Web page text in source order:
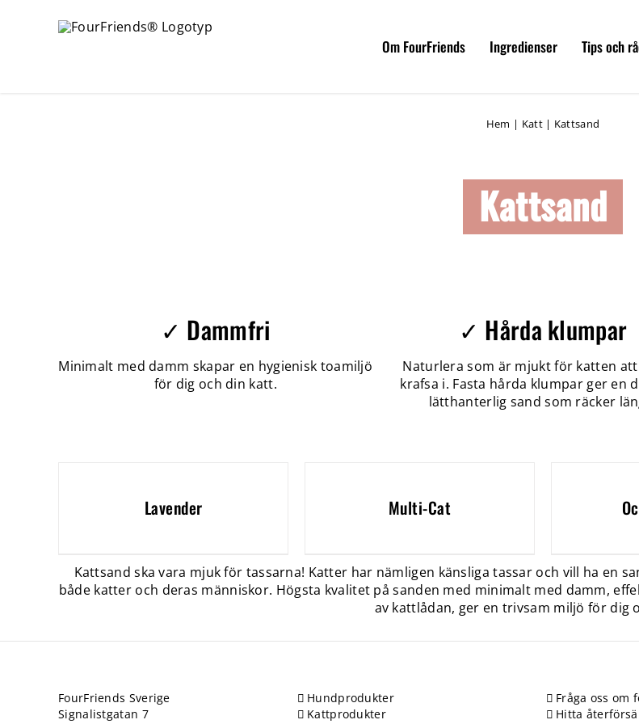
Om FourFriends Ingredienser Tips och
Hem | Katt| Kattsand
Kattsand
✓ Dammfri
Minimalt med damm skapar en hygienisk toamiljö
för dig och din katt.
✓ Hårda klumpar
Naturlera som är mjukt för katten att
krafsa i. Fasta hårda klumpar ger en
lätthanterlig sand som räcker
Lavender Multi-Cat
Kattsand ska vara mjuk för tassarna! Katter har nämligen känsliga tassar och vill ha en
både katter och deras människor. Högsta kvalitet på sanden med minimalt med damm,
av kattlådan, ger en trivsam miljö för dig
FourFriends Sverige
Signalistgatan 7
Hundprodukter
Kattprodukter
Fråga oss om
Hitta